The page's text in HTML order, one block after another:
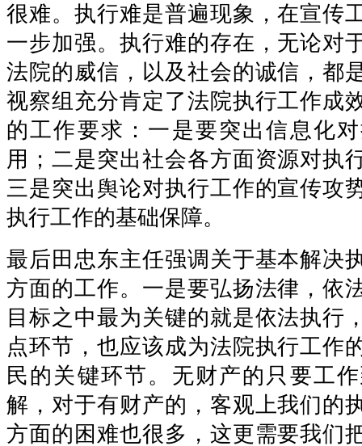
很难。执行难是普遍现象，在宣传
一步加强。执行难的存在，无论对
法院的威信，以及社会的诚信，都
视察组充分肯定了法院执行工作成
的工作要求：一是要突出信息化
用；二是突出社会各方面资源对执
三是突出舆论对执行工作的宣传攻
执行工作的基础保障。
最后田忠东主任强调关于基本解决
方面的工作。一是要弘扬法律，依
目标之中最为关键的就是依法执行
点环节，也应该成为法院执行工作
民的关键环节。无财产的只要工
解，对于有财产的，客观上我们的
方面的困难也很多，这更需要我们